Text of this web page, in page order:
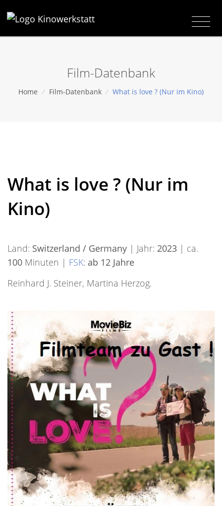
Film-Datenbank
Home / Film-Datenbank / What is love ? (Nur im Kino)
What is love ? (Nur im
Kino)
Land: Switzerland / Germany | Jahr: 2023 | ca.
100 Minuten | FSK: ab 12 Jahre
Reinhard J. Steiner, Martina Herzog.